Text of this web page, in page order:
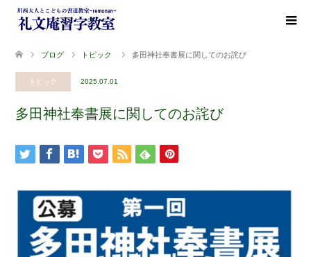
ブログ トピック 多田神社奉書展に関してのお詫び
トピック 2025.07.01
多田神社奉書展に関してのお詫び